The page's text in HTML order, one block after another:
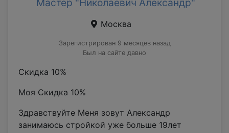
Москва
Зарегистрирован 9 месяцев назад
Был на сайте давно
Скидка 10%
Моя Скидка 10%
Здравствуйте Меня зовут Александр
занимаюсь стройкой уже больше 19лет